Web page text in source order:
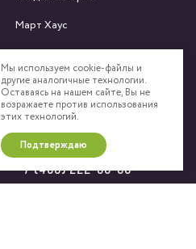
Мы используем cookie-файлы и
другие аналогичные технологии.
Оставаясь на нашем сайте, Вы не
возражаете против использования
этих технологий.
Подтверждаю
Март Хаус
Яхрома парк
Спас-Каменка
Федоскино Парк
+7 (495) 222-58-58